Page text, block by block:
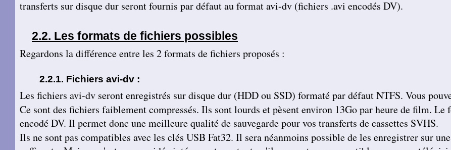
nouvelles prochainement pour d'autres
d'enfance qui nous a montré des films de notre
transferts effectués. Je vous remercie et je
parlerai de vous si l'occasion se présente.
Cordialement.
Gérard H
Merci beaucoup et félicitations pour le suivi de
vos clients. Je ne manquerai pas de vous
contacter pour vous donner des nouvelles.
transferts sur disque dur seront fournis par défaut au format avi-dv (fichiers .avi encodés DV).
Les formats de fichiers possibles
Regardons la différence entre les 2 formats de fichiers proposés :
Fichiers avi-dv :
Les fichiers avi-dv seront enregistrés sur disque dur (HDD ou SSD) formaté par défaut NTFS. Vous
Ce sont des fichiers faiblement compressés. Ils sont lourds et pèsent environ 13Go par heure de film.
encodé DV. Il permet donc une meilleure qualité de sauvegarde pour vos transferts de cassettes SVHS.
Ils ne sont pas compatibles avec les clés USB Fat32. Il sera néanmoins possible de les enregistrer sur